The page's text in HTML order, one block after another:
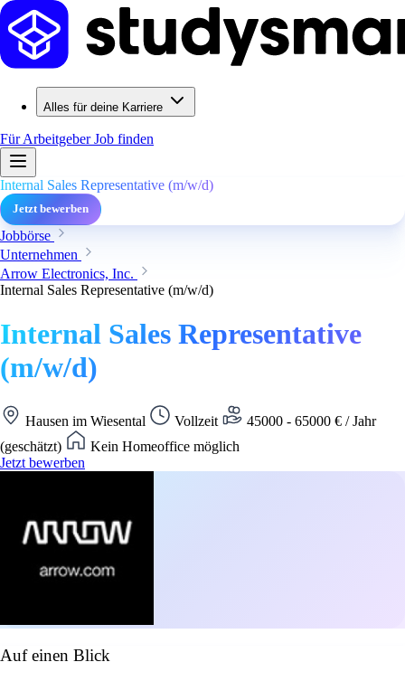
Alles für deine Karriere
Für ArbeitgeberJob finden
Internal Sales Representative (m/w/d)
Jetzt bewerben
Jobbörse
Unternehmen
Arrow Electronics, Inc.
Internal Sales Representative (m/w/d)
Internal Sales Representative
(m/w/d)
Hausen im Wiesental Vollzeit
45000 - 65000 € / Jahr
(geschätzt)
Kein Homeoffice möglich
Jetzt bewerben
Auf einen Blick